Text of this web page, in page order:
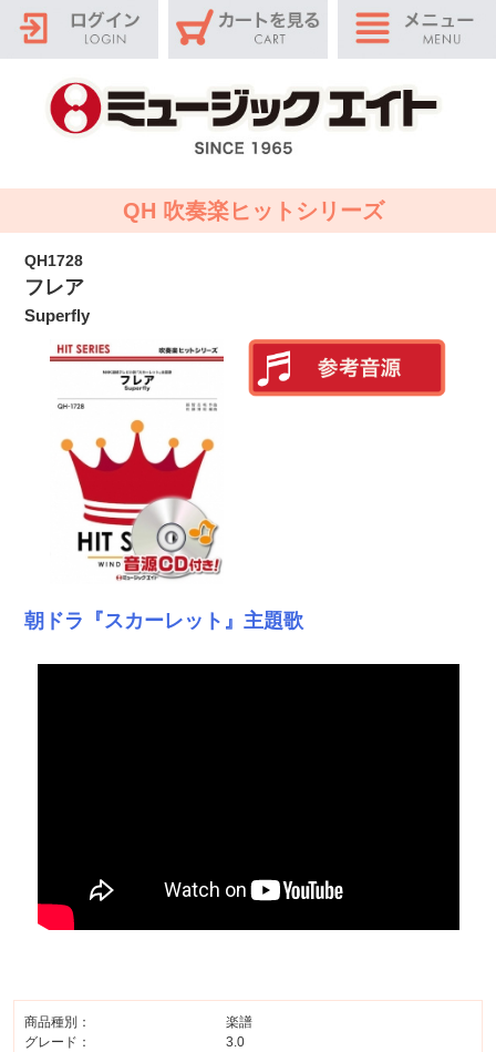
QH 吹奏楽ヒットシリーズ
QH1728
フレア
Superfly
朝ドラ『スカーレット』主題歌
商品種別：
楽譜
グレード：
3.0